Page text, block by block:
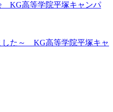
KG高等学院平塚キャンパ
した～ KG高等学院平塚キャ